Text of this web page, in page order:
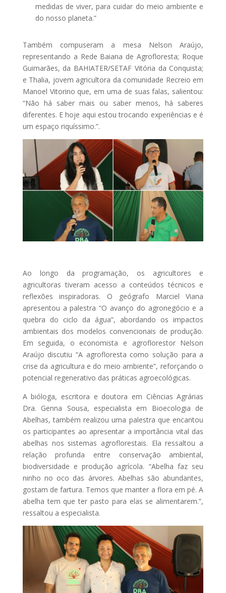
medidas de viver, para cuidar do meio ambiente e
do nosso planeta.”
Também compuseram a mesa Nelson Araújo,
representando a Rede Baiana de Agrofloresta; Roque
Guimarães, da BAHIATER/SETAF Vitória da Conquista;
e Thalia, jovem agricultora da comunidade Recreio em
Manoel Vitorino que, em uma de suas falas, salientou:
“Não há saber mais ou saber menos, há saberes
diferentes. E hoje aqui estou trocando experiências e é
um espaço riquíssimo.”.
Ao longo da programação, os agricultores e
agricultoras tiveram acesso a conteúdos técnicos e
reflexões inspiradoras. O geógrafo Marciel Viana
apresentou a palestra “O avanço do agronegócio e a
quebra do ciclo da água”, abordando os impactos
ambientais dos modelos convencionais de produção.
Em seguida, o economista e agroflorestor Nelson
Araújo discutiu “A agrofloresta como solução para a
crise da agricultura e do meio ambiente”, reforçando o
potencial regenerativo das práticas agroecológicas.
A bióloga, escritora e doutora em Ciências Agrárias
Dra. Genna Sousa, especialista em Bioecologia de
Abelhas, também realizou uma palestra que encantou
os participantes ao apresentar a importância vital das
abelhas nos sistemas agroflorestais. Ela ressaltou a
relação profunda entre conservação ambiental,
biodiversidade e produção agrícola. “Abelha faz seu
ninho no oco das árvores. Abelhas são abundantes,
gostam de fartura. Temos que manter a flora em pé. A
abelha tem que ter pasto para elas se alimentarem.”,
ressaltou a especialista.